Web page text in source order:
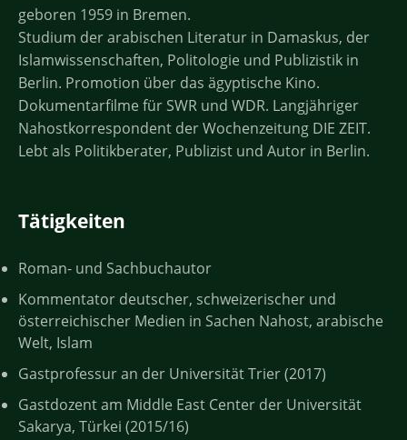
geboren 1959 in Bremen.
Studium der arabischen Literatur in Damaskus, der
Islamwissenschaften, Politologie und Publizistik in
Berlin. Promotion über das ägyptische Kino.
Dokumentarfilme für SWR und WDR. Langjähriger
Nahostkorrespondent der Wochenzeitung DIE ZEIT.
Lebt als Politikberater, Publizist und Autor in Berlin.
Tätigkeiten
Roman- und Sachbuchautor
Kommentator deutscher, schweizerischer und
österreichischer Medien in Sachen Nahost, arabische
Welt, Islam
Gastprofessur an der Universität Trier (2017)
Gastdozent am Middle East Center der Universität
Sakarya, Türkei (2015/16)